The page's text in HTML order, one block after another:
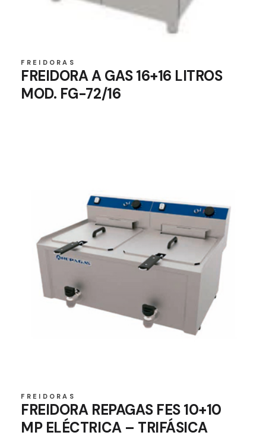
FREIDORAS
FREIDORA A GAS 16+16 LITROS
MOD. FG-72/16
FREIDORAS
FREIDORA REPAGAS FES 10+10
MP ELÉCTRICA – TRIFÁSICA